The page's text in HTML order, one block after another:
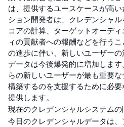
は、提供するユースケースが高
ション開発者は、クレデンシャ
コアの計算、ターゲットオーデ
ィの貢献者への報酬などを行う
の進歩に伴い、新しいユーザー
データは今後爆発的に増加しま
らの新しいユーザーが最も重要
構築するのを支援するために必
提供します。
現在のクレデンシャルシステムの
今日のクレデンシャルデータは